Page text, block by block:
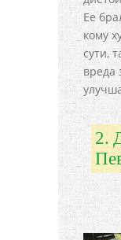
Ее
кому
сути,
вреда
2.